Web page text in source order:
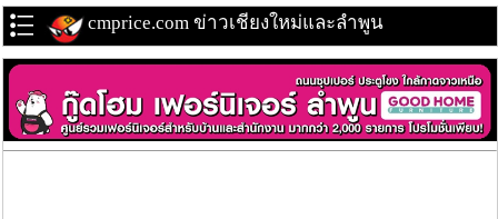
cmprice.com ข่าวเชียงใหม่และลำพูน